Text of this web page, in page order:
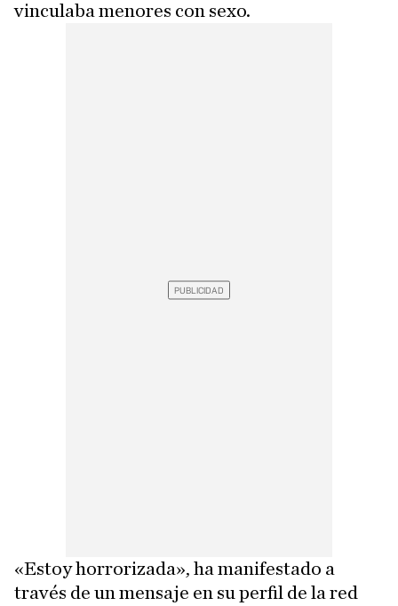
vinculaba menores con sexo.
«Estoy horrorizada», ha manifestado a
través de un mensaje en su perfil de la red